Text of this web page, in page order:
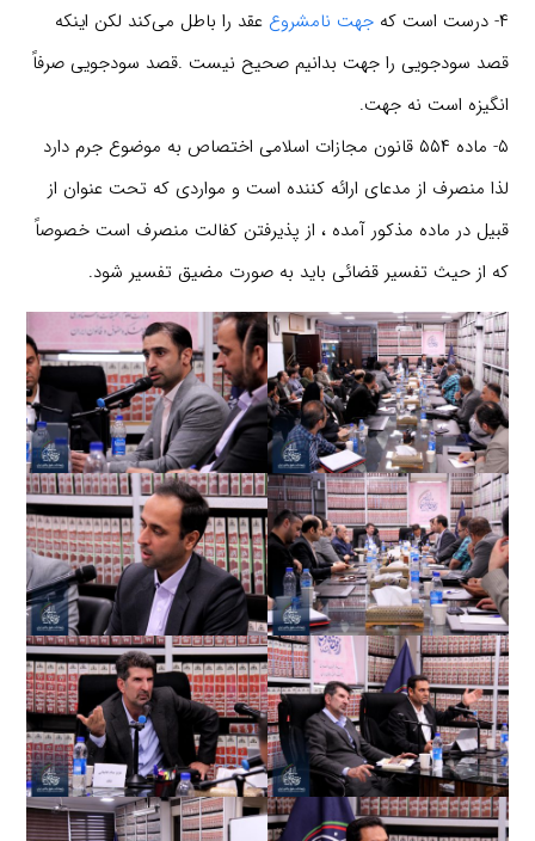
۴- درست است که
جهت نامشروع عقد را باطل می‌کند لکن اینکه
قصد سودجویی را جهت بدانیم صحیح نیست .قصد سودجویی صرفاً
انگیزه‌ است نه جهت.
۵- ماده ۵۵۴ قانون مجازات اسلامی اختصاص به موضوع جرم دارد
لذا منصرف از مدعای ارائه کننده است و مواردی که تحت عنوان از
قبیل در ماده مذکور آمده ، از پذیرفتن کفالت منصرف است خصوصاً
که از حیث تفسیر قضائی باید به صورت مضیق تفسیر شود.